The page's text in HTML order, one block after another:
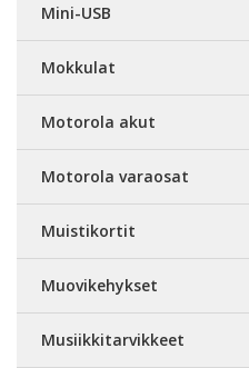
Mini-USB
Mokkulat
Motorola akut
Motorola varaosat
Muistikortit
Muovikehykset
Musiikkitarvikkeet